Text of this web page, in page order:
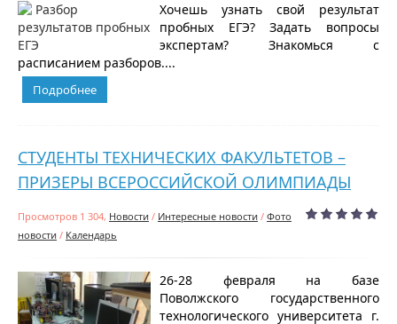
Хочешь узнать свой результат
пробных ЕГЭ? Задать вопросы
экспертам? Знакомься с
расписанием разборов....
Подробнее
СТУДЕНТЫ ТЕХНИЧЕСКИХ ФАКУЛЬТЕТОВ –
ПРИЗЕРЫ ВСЕРОССИЙСКОЙ ОЛИМПИАДЫ
Просмотров 1 304, Новости / Интересные новости / Фото
новости / Календарь
26-28 февраля на базе
Поволжского государственного
технологического университета г.